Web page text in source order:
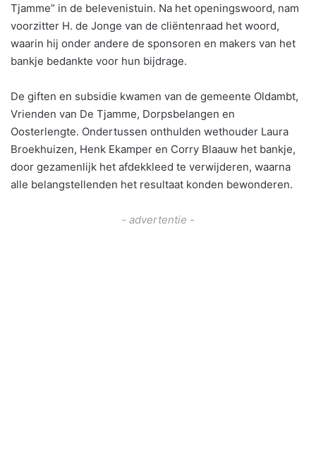
Tjamme” in de belevenistuin. Na het openingswoord, nam
voorzitter H. de Jonge van de cliëntenraad het woord,
waarin hij onder andere de sponsoren en makers van het
bankje bedankte voor hun bijdrage.
De giften en subsidie kwamen van de gemeente Oldambt,
Vrienden van De Tjamme, Dorpsbelangen en
Oosterlengte. Ondertussen onthulden wethouder Laura
Broekhuizen, Henk Ekamper en Corry Blaauw het bankje,
door gezamenlijk het afdekkleed te verwijderen, waarna
alle belangstellenden het resultaat konden bewonderen.
- advertentie -